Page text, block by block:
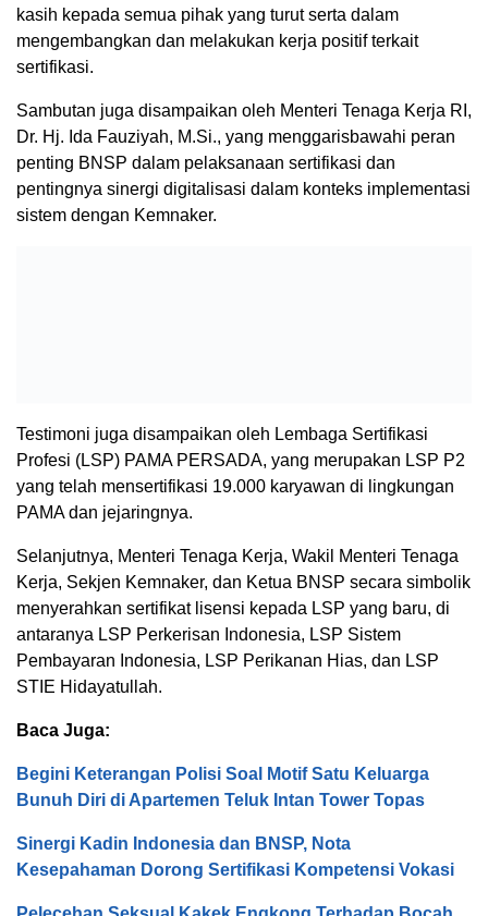
kasih kepada semua pihak yang turut serta dalam
mengembangkan dan melakukan kerja positif terkait
sertifikasi.
Sambutan juga disampaikan oleh Menteri Tenaga Kerja RI,
Dr. Hj. Ida Fauziyah, M.Si., yang menggarisbawahi peran
penting BNSP dalam pelaksanaan sertifikasi dan
pentingnya sinergi digitalisasi dalam konteks implementasi
sistem dengan Kemnaker.
Testimoni juga disampaikan oleh Lembaga Sertifikasi
Profesi (LSP) PAMA PERSADA, yang merupakan LSP P2
yang telah mensertifikasi 19.000 karyawan di lingkungan
PAMA dan jejaringnya.
Selanjutnya, Menteri Tenaga Kerja, Wakil Menteri Tenaga
Kerja, Sekjen Kemnaker, dan Ketua BNSP secara simbolik
menyerahkan sertifikat lisensi kepada LSP yang baru, di
antaranya LSP Perkerisan Indonesia, LSP Sistem
Pembayaran Indonesia, LSP Perikanan Hias, dan LSP
STIE Hidayatullah.
Baca Juga:
Begini Keterangan Polisi Soal Motif Satu Keluarga
Bunuh Diri di Apartemen Teluk Intan Tower Topas
Sinergi Kadin Indonesia dan BNSP, Nota
Kesepahaman Dorong Sertifikasi Kompetensi Vokasi